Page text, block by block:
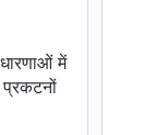
में